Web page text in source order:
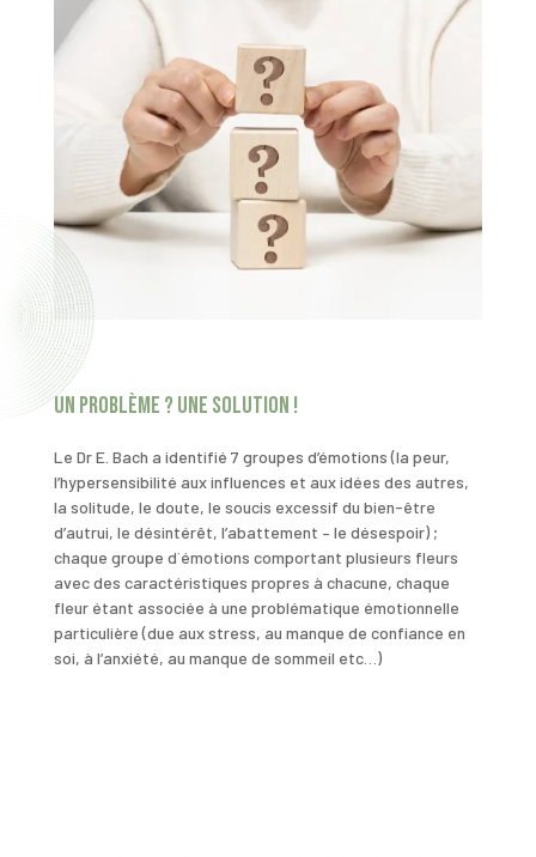
Un problème ? Une solution !
Le Dr E. Bach a identifié 7 groupes d’émotions (la peur,
l’hypersensibilité aux influences et aux idées des autres,
la solitude, le doute, le soucis excessif du bien-être
d’autrui, le désintérêt, l’abattement – le désespoir) ;
chaque groupe d´émotions comportant plusieurs fleurs
avec des caractéristiques propres à chacune, chaque
fleur étant associée à une problématique émotionnelle
particulière (due aux stress, au manque de confiance en
soi, à l’anxiété, au manque de sommeil etc…)